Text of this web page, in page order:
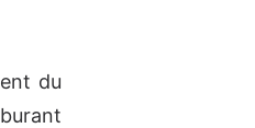
du